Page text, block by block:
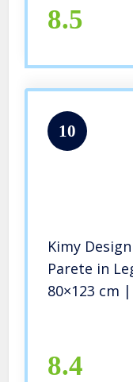
Cornice nera
8.5
10
Kimy
Parete in
80×123 cm
– Wooden
8.4